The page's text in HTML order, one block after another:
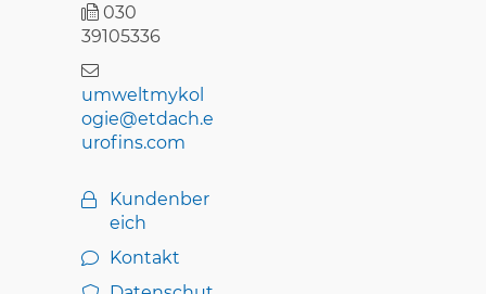
030
39105336
umweltmykol
ogie@etdach.e
urofins.com
Kundenber
eich
Kontakt